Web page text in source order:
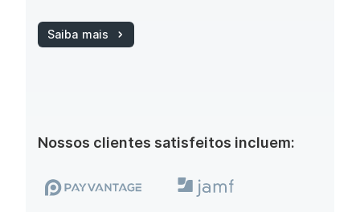
Saiba mais
Nossos clientes satisfeitos incluem: